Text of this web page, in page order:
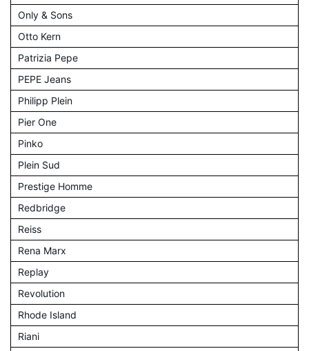
Only & Sons
Otto Kern
Patrizia Pepe
PEPE Jeans
Philipp Plein
Pier One
Pinko
Plein Sud
Prestige Homme
Redbridge
Reiss
Rena Marx
Replay
Revolution
Rhode Island
Riani